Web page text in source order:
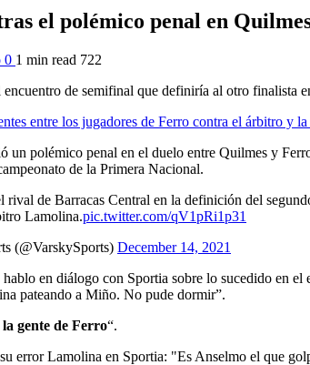
el polémico penal en
0 1 min read 722
de semifinal que definiría al otro finalista
entre los jugadores de Ferro contra el árbitro y
un polémico penal en el duelo entre Quilmes y
de la Primera Nacional.
rival de Barracas Central en la definición del
Lamolina.pic.twitter.com/qV1pRi1p31
(@VarskySports) December 14, 2021
en diálogo con Sportia sobre lo sucedido en
pateando a Miño. No pude dormir”.
gente de Ferro“.
error Lamolina en Sportia: "Es Anselmo el que